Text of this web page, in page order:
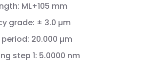
ML+105 mm
grade: ± 3.0 µm
20.000 µm
step 1: 5.0000 nm